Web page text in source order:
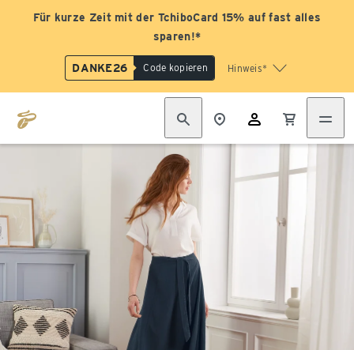
Für kurze Zeit mit der TchiboCard 15% auf fast alles
sparen!*
DANKE26 Code kopieren Hinweis*